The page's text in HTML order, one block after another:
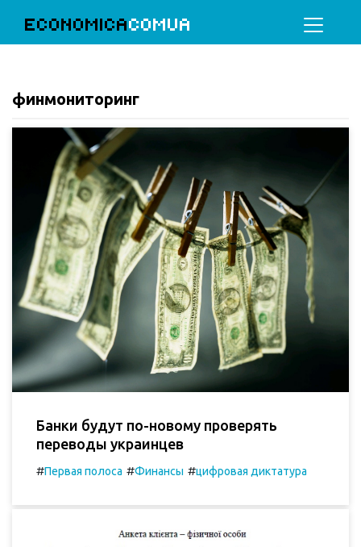
ECONOMICACOMUA
финмониторинг
Банки будут по-новому проверять
переводы украинцев
#Первая полоса #Финансы #цифровая диктатура